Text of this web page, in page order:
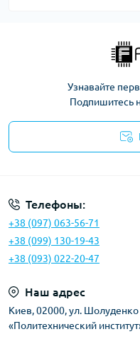
Узнавайте
Подпишитесь
Телефоны:
+38 (097) 063-56-71
+38 (099) 130-19-43
+38 (093) 022-20-47
Наш адрес
Киев, 02000, ул.
«Политехнический